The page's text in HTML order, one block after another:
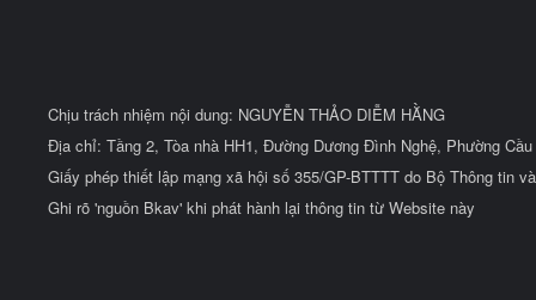
Chịu trách nhiệm nội dung: NGUYỄN THẢO DIỄM HẰNG
Địa chỉ: Tầng 2, Tòa nhà HH1, Đường Dương Đình Nghệ, Phường
Giấy phép thiết lập mạng xã hội số 355/GP-BTTTT do Bộ Thông tin
Ghi rõ 'nguồn Bkav' khi phát hành lại thông tin từ Website này